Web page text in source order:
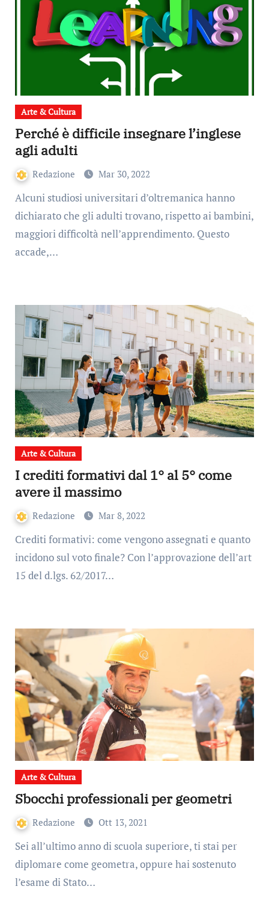
Arte & Cultura
Perché è difficile insegnare l’inglese
agli adulti
Redazione Mar 30, 2022
Alcuni studiosi universitari d’oltremanica hanno
dichiarato che gli adulti trovano, rispetto ai bambini,
maggiori difficoltà nell’apprendimento. Questo
accade,…
Arte & Cultura
I crediti formativi dal 1° al 5° come
avere il massimo
Redazione Mar 8, 2022
Crediti formativi: come vengono assegnati e quanto
incidono sul voto finale? Con l’approvazione dell’art
15 del d.lgs. 62/2017…
Arte & Cultura
Sbocchi professionali per geometri
Redazione Ott 13, 2021
Sei all’ultimo anno di scuola superiore, ti stai per
diplomare come geometra, oppure hai sostenuto
l’esame di Stato…